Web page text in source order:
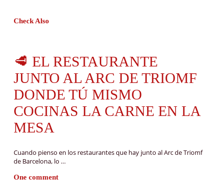
Check Also
🥩 EL RESTAURANTE
JUNTO AL ARC DE TRIOMF
DONDE TÚ MISMO
COCINAS LA CARNE EN LA
MESA
Cuando pienso en los restaurantes que hay junto al Arc de Triomf
de Barcelona, lo …
One comment